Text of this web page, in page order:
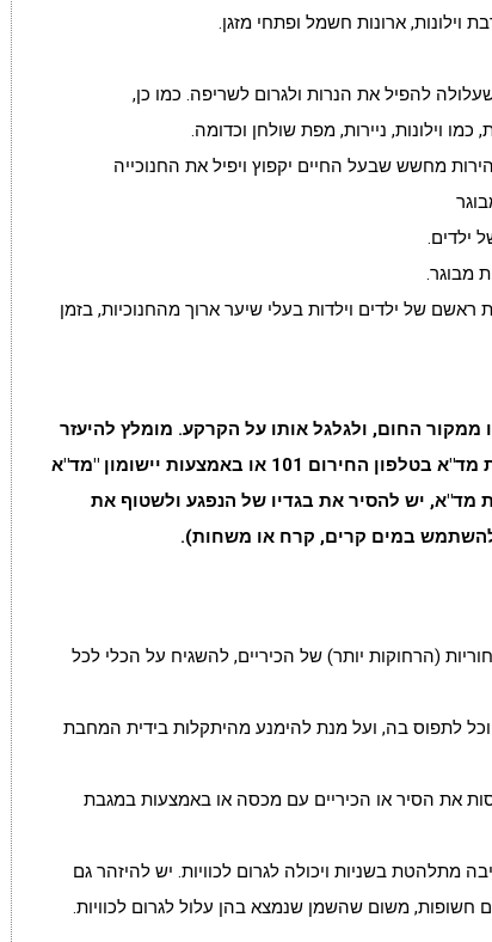
וילונות, ארונות חשמל ופתחי מזגן.
להפיל את הנרות ולגרום לשריפה. כמו כן,
וילונות, ניירות, מפת שולחן וכדומה.
מחשש שבעל החיים יקפוץ ויפיל את החנוכייה
ילדים.
מבוגר.
של ילדים וילדות בעלי שיער ארוך מהחנוכיות, בזמן
החום, ולגלגל אותו על הקרקע. מומלץ להיעזר
בשמיכה כדי לחנוק את האש, ולהזעיק באופן מידי את מד"א בטלפון החירום 101 או באמצעות יישומון "מד"א
מד"א, יש להסיר את בגדיו של הנפגע ולשטוף את
להשתמש במים קרים, קרח או משחות).
(הרחוקות יותר) של הכיריים, להשגיח על הכלי לכל
לתפוס בה, ועל מנת להימנע מהיתקלות בידית המחבת
את הסיר או הכיריים עם מכסה או באמצעות במגבת
מתלהטת בשניות ויכולה לגרום לכוויות. יש להיזהר גם
חשופות, משום שהשמן שנמצא בהן עלול לגרום לכוויות.